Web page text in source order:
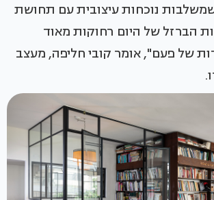
נוכחות עיצובית עם תחושת
הברזל של היום רחוקות מאוד
של פעם", אומר קובי חליפה, מעצב